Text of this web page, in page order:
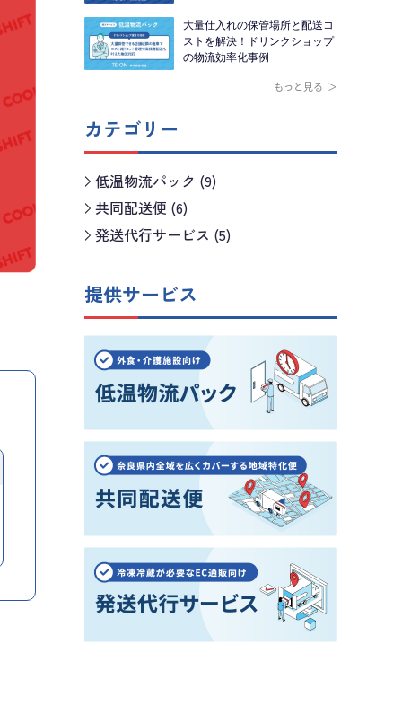
大量仕入れの保管場所と配送コ
ストを解決！ドリンクショップ
の物流効率化事例
もっと見る
カテゴリー
低温物流パック (9)
共同配送便 (6)
発送代行サービス (5)
提供サービス